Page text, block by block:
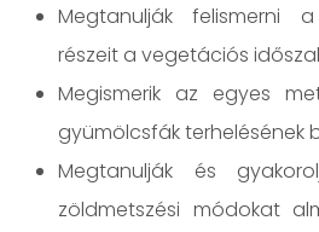
Megtanulják felismerni
részeit a vegetációs
Megismerik az egyes
gyümölcsfák terhelésének
Megtanulják és
zöldmetszési módokat